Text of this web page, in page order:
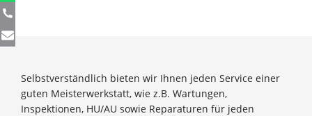
Selbstverständlich bieten wir Ihnen jeden Service einer
guten Meisterwerkstatt, wie z.B. Wartungen,
Inspektionen, HU/AU sowie Reparaturen für jeden